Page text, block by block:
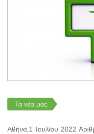
Τα νέα μας
Αθήνα,1 Ιουλίου 2022